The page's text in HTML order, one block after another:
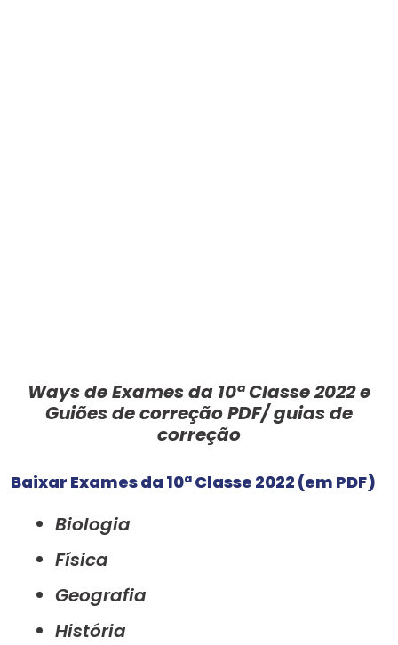
Ways de Exames da 10ª Classe 2022 e
Guiões de correção PDF/ guias de
correção
Baixar Exames da 10ª Classe 2022 (em PDF)
Biologia
Física
Geografia
História